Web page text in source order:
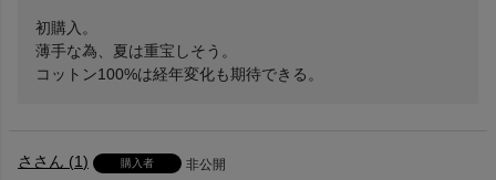
初購入。
薄手な為、夏は重宝しそう。
コットン100%は経年変化も期待できる。
さ 1 購入者
非公開